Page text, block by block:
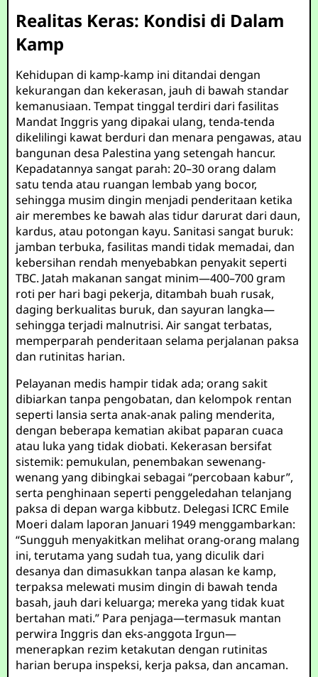
Realitas Keras: Kondisi di Dalam
Kamp
Kehidupan di kamp-kamp ini ditandai dengan
kekurangan dan kekerasan, jauh di bawah standar
kemanusiaan. Tempat tinggal terdiri dari fasilitas
Mandat Inggris yang dipakai ulang, tenda-tenda
dikelilingi kawat berduri dan menara pengawas, atau
bangunan desa Palestina yang setengah hancur.
Kepadatannya sangat parah: 20–30 orang dalam
satu tenda atau ruangan lembab yang bocor,
sehingga musim dingin menjadi penderitaan ketika
air merembes ke bawah alas tidur darurat dari daun,
kardus, atau potongan kayu. Sanitasi sangat buruk:
jamban terbuka, fasilitas mandi tidak memadai, dan
kebersihan rendah menyebabkan penyakit seperti
TBC. Jatah makanan sangat minim—400–700 gram
roti per hari bagi pekerja, ditambah buah rusak,
daging berkualitas buruk, dan sayuran langka—
sehingga terjadi malnutrisi. Air sangat terbatas,
memperparah penderitaan selama perjalanan paksa
dan rutinitas harian.
Pelayanan medis hampir tidak ada; orang sakit
dibiarkan tanpa pengobatan, dan kelompok rentan
seperti lansia serta anak-anak paling menderita,
dengan beberapa kematian akibat paparan cuaca
atau luka yang tidak diobati. Kekerasan bersifat
sistemik: pemukulan, penembakan sewenang-
wenang yang dibingkai sebagai “percobaan kabur”,
serta penghinaan seperti penggeledahan telanjang
paksa di depan warga kibbutz. Delegasi ICRC Emile
Moeri dalam laporan Januari 1949 menggambarkan:
“Sungguh menyakitkan melihat orang-orang malang
ini, terutama yang sudah tua, yang diculik dari
desanya dan dimasukkan tanpa alasan ke kamp,
terpaksa melewati musim dingin di bawah tenda
basah, jauh dari keluarga; mereka yang tidak kuat
bertahan mati.” Para penjaga—termasuk mantan
perwira Inggris dan eks-anggota Irgun—
menerapkan rezim ketakutan dengan rutinitas
harian berupa inspeksi, kerja paksa, dan ancaman.